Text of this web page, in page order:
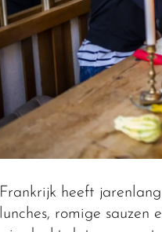
Frankrijk heeft
lunches, romige